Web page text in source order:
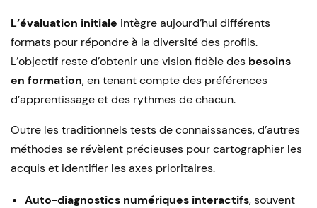
L’évaluation initiale intègre aujourd’hui différents
formats pour répondre à la diversité des profils.
L’objectif reste d’obtenir une vision fidèle des besoins
en formation, en tenant compte des préférences
d’apprentissage et des rythmes de chacun.
Outre les traditionnels tests de connaissances, d’autres
méthodes se révèlent précieuses pour cartographier les
acquis et identifier les axes prioritaires.
Auto-diagnostics numériques interactifs, souvent